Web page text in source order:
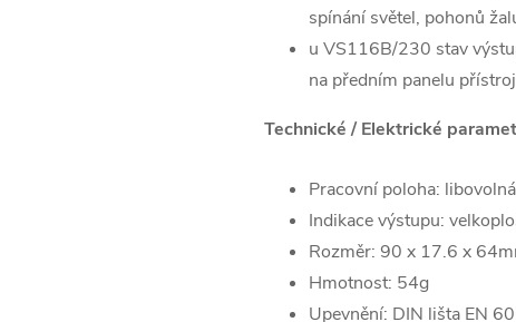
spínání světel, pohonů
u VS116B/230 stav
na předním panelu
Technické / Elektrické
Pracovní poloha: libovolná
Indikace výstupu:
Rozměr: 90 x 17.6 x
Hmotnost: 54g
Upevnění: DIN lišta EN